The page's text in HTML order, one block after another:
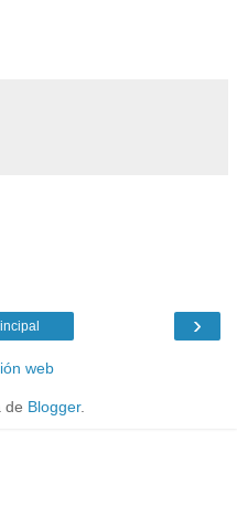
›
web
de Blogger.